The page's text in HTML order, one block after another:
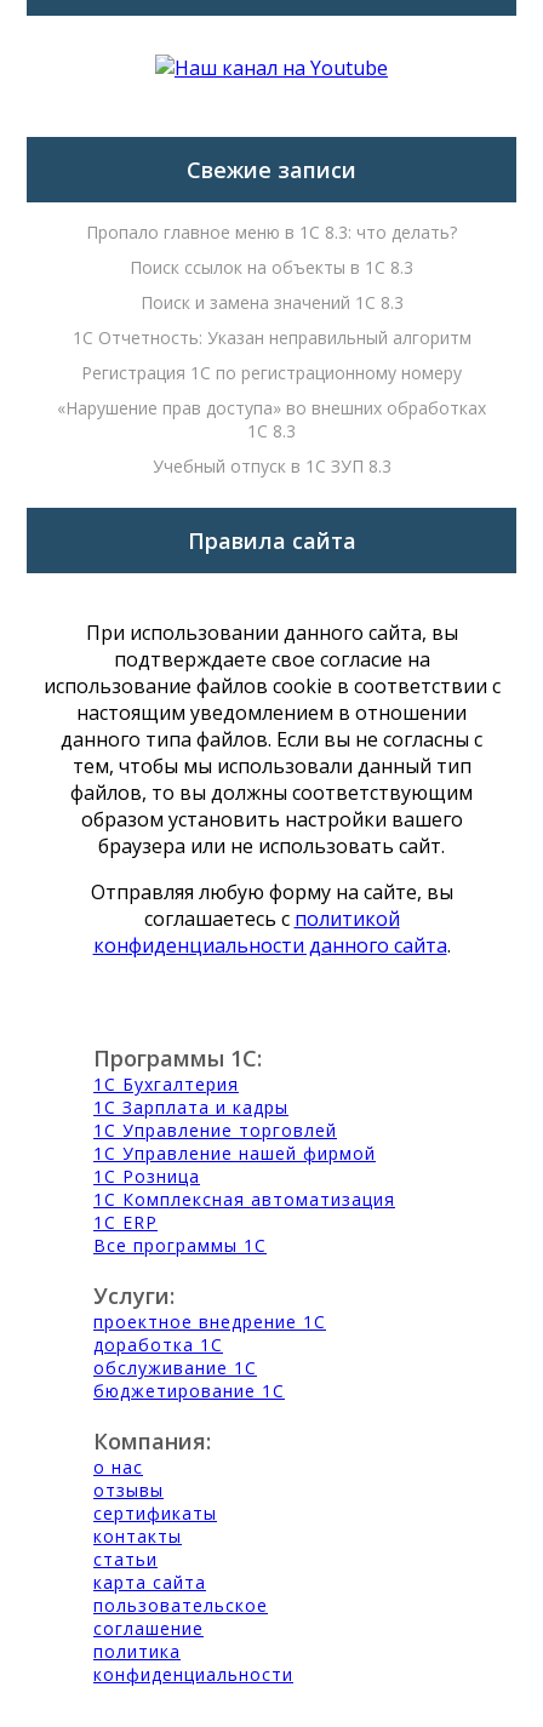
Свежие записи
Пропало главное меню в 1С 8.3: что делать?
Поиск ссылок на объекты в 1С 8.3
Поиск и замена значений 1С 8.3
1С Отчетность: Указан неправильный алгоритм
Регистрация 1С по регистрационному номеру
«Нарушение прав доступа» во внешних обработках
1С 8.3
Учебный отпуск в 1С ЗУП 8.3
Правила сайта
При использовании данного сайта, вы
подтверждаете свое согласие на
использование файлов cookie в соответствии с
настоящим уведомлением в отношении
данного типа файлов. Если вы не согласны с
тем, чтобы мы использовали данный тип
файлов, то вы должны соответствующим
образом установить настройки вашего
браузера или не использовать сайт.
Отправляя любую форму на сайте, вы
соглашаетесь с политикой
конфиденциальности данного сайта.
Программы 1С:
1С Бухгалтерия
1С Зарплата и кадры
1С Управление торговлей
1С Управление нашей фирмой
1С Розница
1С Комплексная автоматизация
1С ERP
Все программы 1С
Услуги:
проектное внедрение 1С
доработка 1С
обслуживание 1С
бюджетирование 1С
Компания:
о нас
отзывы
сертификаты
контакты
статьи
карта сайта
пользовательское
соглашение
политика
конфиденциальности